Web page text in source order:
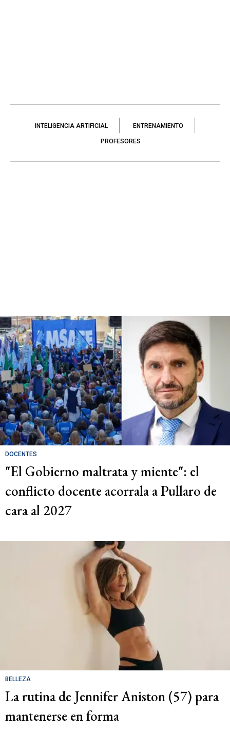
INTELIGENCIA ARTIFICIAL ENTRENAMIENTO
PROFESORES
DOCENTES
"El Gobierno maltrata y miente": el
conflicto docente acorrala a Pullaro de
cara al 2027
BELLEZA
La rutina de Jennifer Aniston (57) para
mantenerse en forma